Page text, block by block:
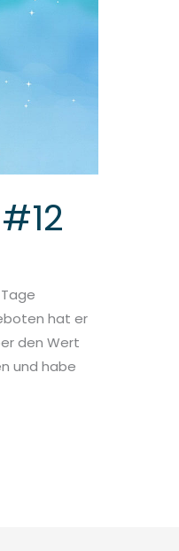
hat er
den Wert
und habe